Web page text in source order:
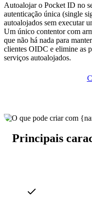
Autoalojar o Pocket ID no
autenticação única (single
autoalojados sem executar
Um único contentor com
que não há nada para
clientes OIDC e elimine as
serviços autoalojados.
Principais